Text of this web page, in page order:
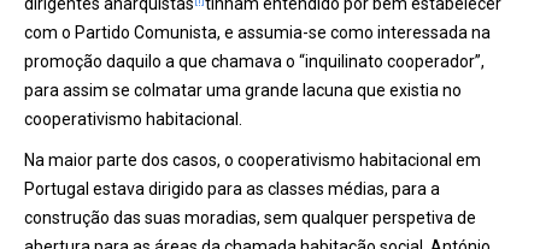
com o Partido Comunista, e assumia-se como interessada na
promoção daquilo a que chamava o “inquilinato cooperador”,
para assim se colmatar uma grande lacuna que existia no
cooperativismo habitacional.
Na maior parte dos casos, o cooperativismo habitacional em
Portugal estava dirigido para as classes médias, para a
construção das suas moradias, sem qualquer perspetiva de